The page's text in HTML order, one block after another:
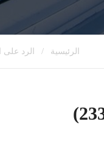
الرئيسية / الرد على